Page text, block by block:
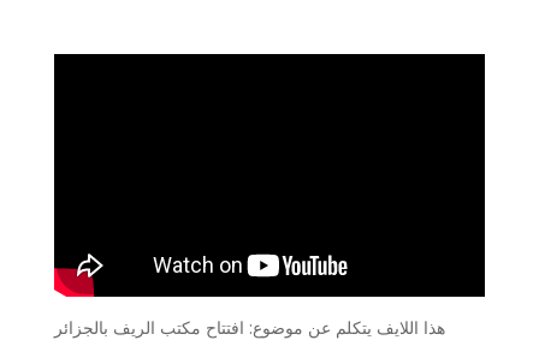
هذا اللايف يتكلم عن موضوع: افتتاح مكتب الريف بالجزائر